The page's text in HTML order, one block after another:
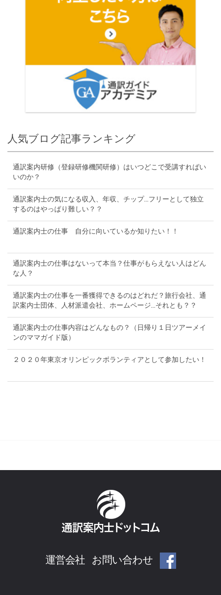
人気ブログ記事ランキング
通訳案内研修（登録研修機関研修）はいつどこで受講すればい
いのか？
通訳案内士の気になる収入、年収、チップ...フリーとして独立
するのはやっぱり難しい？？
通訳案内士の仕事 自分に向いているか知りたい！！
通訳案内士の仕事はないって本当？仕事がもらえない人はどん
な人？
通訳案内士の仕事を一番獲得できるのはどれだ？旅行会社、通
訳案内士団体、人材派遣会社、ホームページ...それとも？？
通訳案内士の仕事内容はどんなもの？（日帰り１日ツアーメイ
ンのママガイド版）
２０２０年東京オリンピックボランティアとして参加したい！
運営会社 お問い合わせ